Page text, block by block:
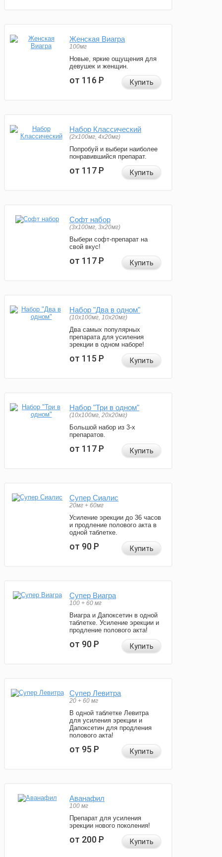
Женская Виагра
100мг
Новые, яркие ощущения для
девушек и женщин.
от 116Р Купить
Набор Классический
(2x100мг, 4x20мг)
Попробуй и выбери наиболее
понравившийся препарат.
от 117Р Купить
Софт набор
(3x100мг, 3x20мг)
Выбери софт-препарат на
свой вкус!
от 117Р Купить
Набор "Два в одном"
(10x100мг, 10x20мг)
Два самых популярных
препарата для усиления
эрекции в одном наборе!
от 115Р Купить
Набор "Три в одном"
(10x100мг, 20x20мг)
Большой набор из 3-х
препаратов.
от 117Р Купить
Супер Сиалис
20мг + 60мг
Усиление эрекции до 36 часов
и продление полового акта в
одной таблетке.
от 90Р Купить
Супер Виагра
100 + 60 мг
Виагра и Дапоксетин в одной
таблетке. Усиление эрекции и
продление полового акта!
от 90Р Купить
Супер Левитра
20 + 60 мг
В одной таблетке Левитра
для усиления эрекции и
Дапоксетин для продления
полового акта!
от 95Р Купить
Аванафил
100 мг
Препарат для усиления
эрекции нового поколения!
от 200Р Купить